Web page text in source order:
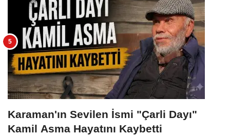
Karaman'ın Sevilen İsmi "Çarli Dayı"
Kamil Asma Hayatını Kaybetti